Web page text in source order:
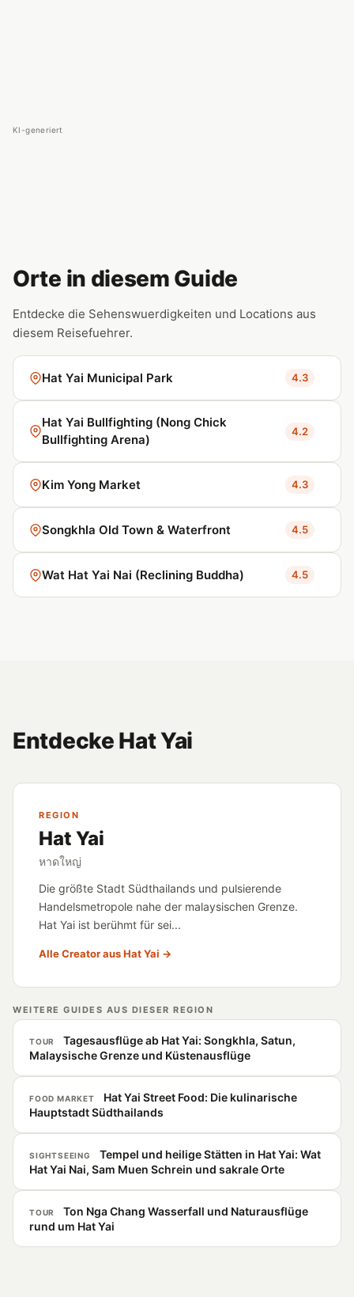
KI-generiert
Orte in diesem Guide
Entdecke die Sehenswuerdigkeiten und Locations aus
diesem Reisefuehrer.
Hat Yai Municipal Park 4.3
Hat Yai Bullfighting (Nong Chick
Bullfighting Arena)
4.2
Kim Yong Market 4.3
Songkhla Old Town & Waterfront 4.5
Wat Hat Yai Nai (Reclining Buddha) 4.5
Entdecke Hat Yai
REGION
Hat Yai
หาดใหญ่
Die größte Stadt Südthailands und pulsierende
Handelsmetropole nahe der malaysischen Grenze.
Hat Yai ist berühmt für sei...
Alle Creator aus Hat Yai →
WEITERE GUIDES AUS DIESER REGION
TOUR
Tagesausflüge ab Hat Yai: Songkhla, Satun,
Malaysische Grenze und Küstenausflüge
FOOD MARKET
Hat Yai Street Food: Die kulinarische
Hauptstadt Südthailands
SIGHTSEEING
Tempel und heilige Stätten in Hat Yai: Wat
Hat Yai Nai, Sam Muen Schrein und sakrale Orte
TOUR
Ton Nga Chang Wasserfall und Naturausflüge
rund um Hat Yai